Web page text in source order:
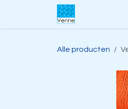
Overslaan naar inhoud
Alle producten